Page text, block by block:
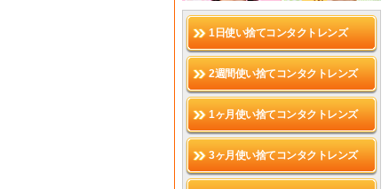
1日使い捨てコンタクトレンズ
2週間使い捨てコンタクトレンズ
1ヶ月使い捨てコンタクトレンズ
3ヶ月使い捨てコンタクトレンズ